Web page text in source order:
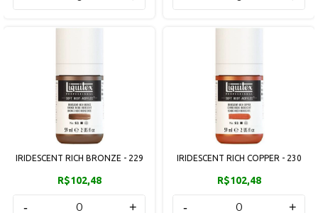
IRIDESCENT RICH BRONZE - 229
R$102,48
- +
IRIDESCENT RICH COPPER - 230
R$102,48
- +